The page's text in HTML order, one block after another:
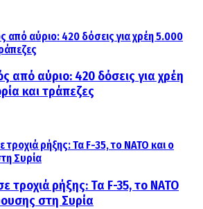
από αύριο: 420 δόσεις για χρέη
και τράπεζες
τροχιά ρήξης: Τα F-35, το ΝΑΤΟ
στη Συρία